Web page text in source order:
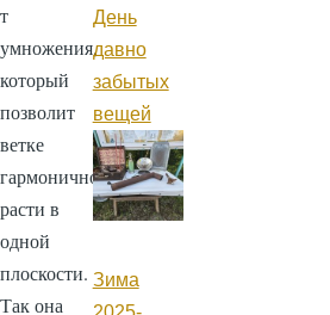
т
умножения,
который
позволит
ветке
гармонично
расти в
одной
плоскости.
Так она
День
давно
забытых
вещей
Зима